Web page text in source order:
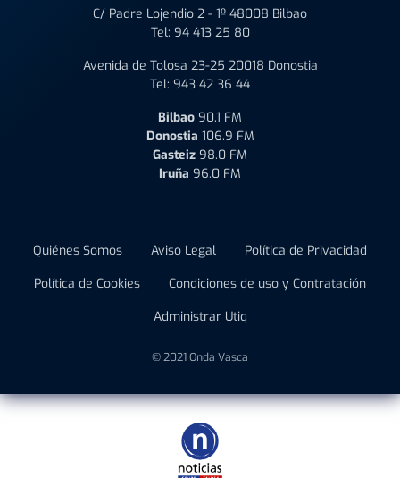
C/ Padre Lojendio 2 - 1º 48008 Bilbao
Tel: 94 413 25 80
Avenida de Tolosa 23-25 20018 Donostia
Tel: 943 42 36 44
Bilbao 90.1 FM
Donostia 106.9 FM
Gasteiz 98.0 FM
Iruña 96.0 FM
Quiénes Somos Aviso Legal
Política de Privacidad
Política de Cookies
Condiciones de uso y Contratación
Administrar Utiq
© 2021 Onda Vasca